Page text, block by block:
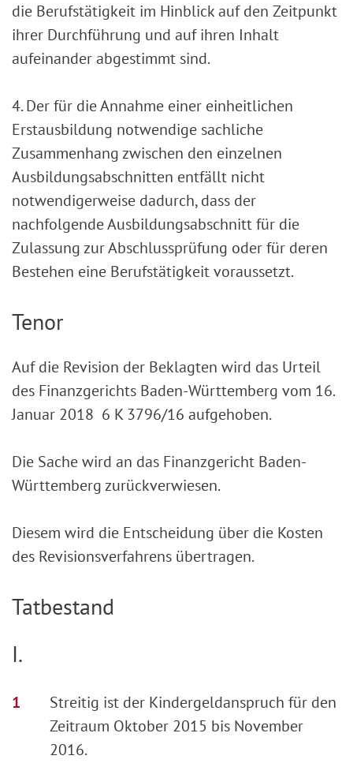
die Berufstätigkeit im Hinblick auf den Zeitpunkt
ihrer Durchführung und auf ihren Inhalt
aufeinander abgestimmt sind.
4. Der für die Annahme einer einheitlichen
Erstausbildung notwendige sachliche
Zusammenhang zwischen den einzelnen
Ausbildungsabschnitten entfällt nicht
notwendigerweise dadurch, dass der
nachfolgende Ausbildungsabschnitt für die
Zulassung zur Abschlussprüfung oder für deren
Bestehen eine Berufstätigkeit voraussetzt.
Tenor
Auf die Revision der Beklagten wird das Urteil
des Finanzgerichts Baden-Württemberg vom 16.
Januar 2018 6 K 3796/16 aufgehoben.
Die Sache wird an das Finanzgericht Baden-
Württemberg zurückverwiesen.
Diesem wird die Entscheidung über die Kosten
des Revisionsverfahrens übertragen.
Tatbestand
I.
Streitig ist der Kindergeldanspruch für den
Zeitraum Oktober 2015 bis November
2016.